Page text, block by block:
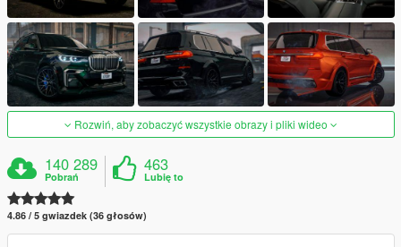
Rozwiń, aby zobaczyć wszystkie obrazy i pliki wideo
140 289
Pobrań
463
Lubię to
4.86 / 5 gwiazdek (36 głosów)